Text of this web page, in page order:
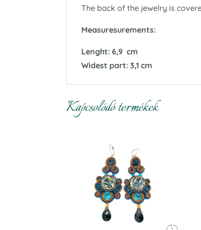
The back of the jewelry is
Measuresurements:
Lenght: 6,9 cm
Widest part: 3,1 cm
Kapcsolódó termékek